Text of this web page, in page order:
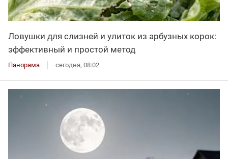
Ловушки для слизней и улиток из арбузных корок:
эффективный и простой метод
Панорама сегодня, 08:02